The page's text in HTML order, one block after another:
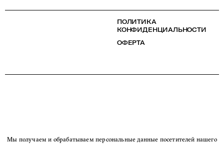
ПОЛИТИКА
КОНФИДЕНЦИАЛЬНОСТИ
ОФЕРТА
Мы получаем и обрабатываем персональные данные посетителей нашего